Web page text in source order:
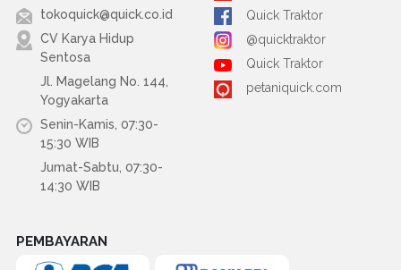
tokoquick@quick.co.id
CV Karya Hidup
Sentosa
Jl. Magelang No. 144,
Yogyakarta
Senin-Kamis, 07:30-
15:30 WIB
Jumat-Sabtu, 07:30-
14:30 WIB
Quick Traktor
@quicktraktor
Quick Traktor
petaniquick.com
PEMBAYARAN